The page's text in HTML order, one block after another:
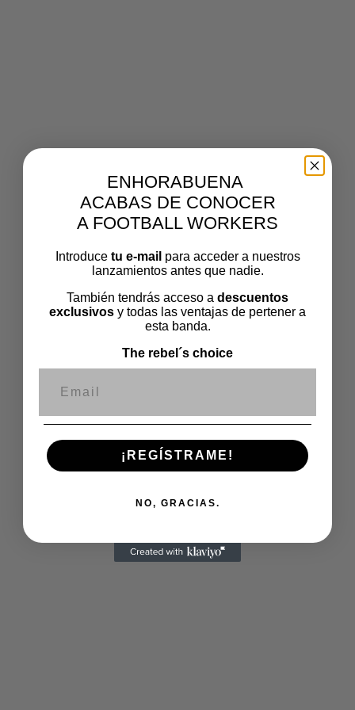
Volver a Nuestros mejores momentos
Por
footballworkers Publicado eloctubre 9, 2025 El tamaño
completo es de1222 × 1012 pixels
ENHORABUENA
ACABAS DE CONOCER
A FOOTBALL WORKERS
Introduce tu e-mail para acceder a nuestros
lanzamientos antes que nadie.
También tendrás acceso a descuentos
exclusivos y todas las ventajas de pertener a
esta banda.
The rebel´s choice
¡REGÍSTRAME!
NO, GRACIAS.